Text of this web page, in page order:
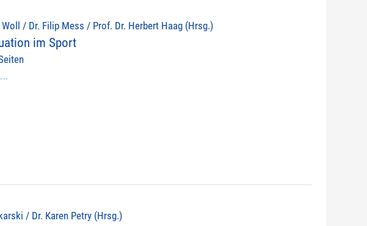
Woll / Dr. Filip Mess / Prof. Dr. Herbert Haag (Hrsg.)
im Sport
/ Dr. Karen Petry (Hrsg.)